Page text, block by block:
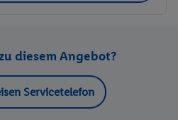
diesem Angebot?
Servicetelefon